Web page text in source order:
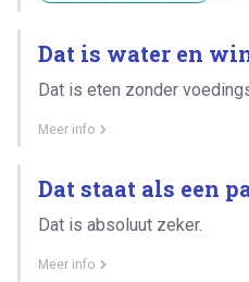
Dat is water en
Dat is eten zonder
Meer info
Dat staat als een
Dat is absoluut zeker.
Meer info